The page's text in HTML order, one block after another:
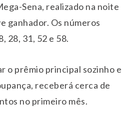
Sena, realizado na noite
ganhador. Os números
28, 31, 52 e 58.
o prêmio principal sozinho e
receberá cerca de
no primeiro mês.